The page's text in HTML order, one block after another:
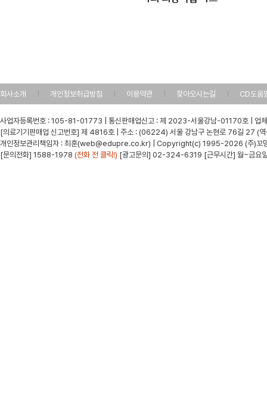
회사소개 개인정보취급방침 이용약관 찾아오시는길 CD도움
사업자등록번호 : 105-81-01773 | 통신판매업신고 : 제 2023-서울강남-01170호 | 업체
[의료기기판매업 신고번호] 제 4816호 | 주소 : (06224) 서울 강남구 논현로 76길 27 (역
개인정보관리책임자 : 최훈(web@edupre.co.kr) | Copyright(c) 1995-2026 (주)꼬
[문의전화] 1588-1978 (전화 전 클릭!) [광고문의] 02-324-6319 [근무시간] 월~금요